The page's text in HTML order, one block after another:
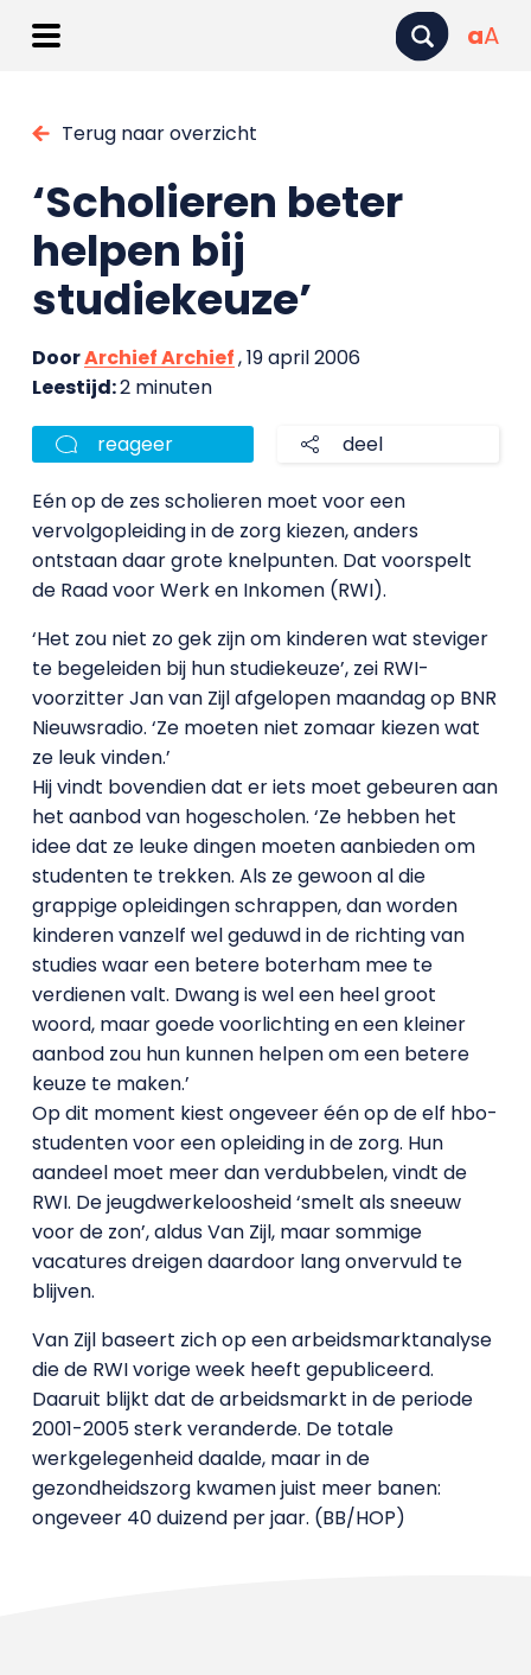
aA
Terug naar overzicht
‘Scholieren beter
helpen bij
studiekeuze’
DoorArchief Archief, 19 april 2006
Leestijd:2 minuten
reageer deel
Eén op de zes scholieren moet voor een
vervolgopleiding in de zorg kiezen, anders
ontstaan daar grote knelpunten. Dat voorspelt
de Raad voor Werk en Inkomen (RWI).
‘Het zou niet zo gek zijn om kinderen wat steviger
te begeleiden bij hun studiekeuze’, zei RWI-
voorzitter Jan van Zijl afgelopen maandag op BNR
Nieuwsradio. ‘Ze moeten niet zomaar kiezen wat
ze leuk vinden.’
Hij vindt bovendien dat er iets moet gebeuren aan
het aanbod van hogescholen. ‘Ze hebben het
idee dat ze leuke dingen moeten aanbieden om
studenten te trekken. Als ze gewoon al die
grappige opleidingen schrappen, dan worden
kinderen vanzelf wel geduwd in de richting van
studies waar een betere boterham mee te
verdienen valt. Dwang is wel een heel groot
woord, maar goede voorlichting en een kleiner
aanbod zou hun kunnen helpen om een betere
keuze te maken.’
Op dit moment kiest ongeveer één op de elf hbo-
studenten voor een opleiding in de zorg. Hun
aandeel moet meer dan verdubbelen, vindt de
RWI. De jeugdwerkeloosheid ‘smelt als sneeuw
voor de zon’, aldus Van Zijl, maar sommige
vacatures dreigen daardoor lang onvervuld te
blijven.
Van Zijl baseert zich op een arbeidsmarktanalyse
die de RWI vorige week heeft gepubliceerd.
Daaruit blijkt dat de arbeidsmarkt in de periode
2001-2005 sterk veranderde. De totale
werkgelegenheid daalde, maar in de
gezondheidszorg kwamen juist meer banen:
ongeveer 40 duizend per jaar. (BB/HOP)